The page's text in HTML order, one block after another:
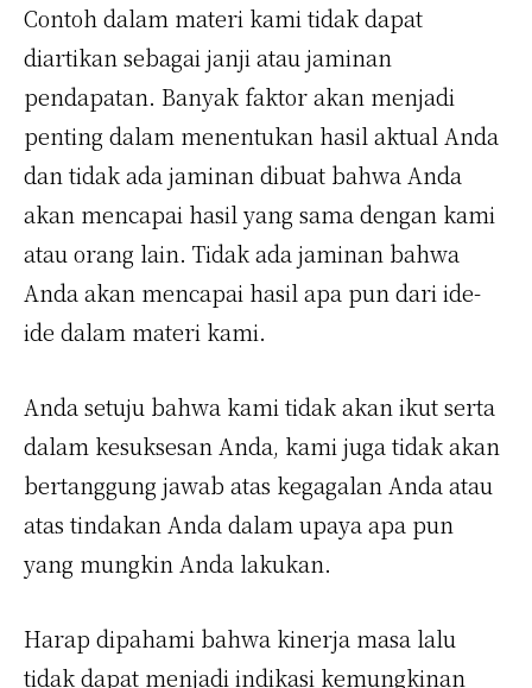
Contoh dalam materi kami tidak dapat
diartikan sebagai janji atau jaminan
pendapatan. Banyak faktor akan menjadi
penting dalam menentukan hasil aktual Anda
dan tidak ada jaminan dibuat bahwa Anda
akan mencapai hasil yang sama dengan kami
atau orang lain. Tidak ada jaminan bahwa
Anda akan mencapai hasil apa pun dari ide-
ide dalam materi kami.
Anda setuju bahwa kami tidak akan ikut serta
dalam kesuksesan Anda, kami juga tidak akan
bertanggung jawab atas kegagalan Anda atau
atas tindakan Anda dalam upaya apa pun
yang mungkin Anda lakukan.
Harap dipahami bahwa kinerja masa lalu
tidak dapat menjadi indikasi kemungkinan